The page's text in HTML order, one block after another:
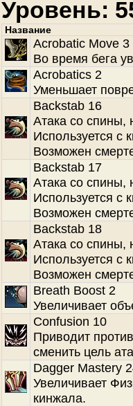
Уровень:
Название
Acrobatic Move 3
Во время бега
Acrobatics 2
Уменьшает
Backstab 16
Атака со спины,
Используется с
Возможен
Backstab 17
Атака со спины,
Используется с
Возможен
Backstab 18
Атака со спины,
Используется с
Возможен
Breath Boost 2
Увеличивает
Confusion 10
Приводит
сменить цель
Dagger Mastery
Увеличивает
кинжала.